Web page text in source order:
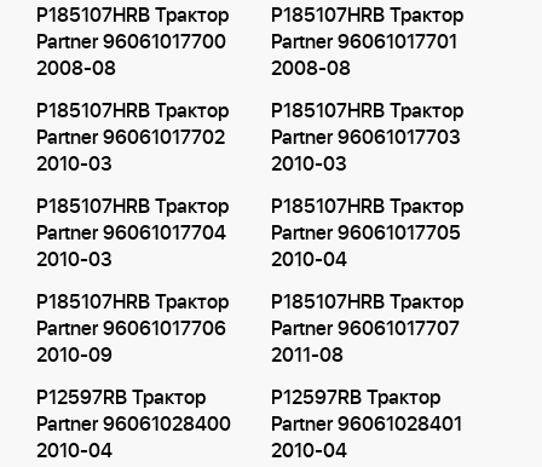
P185107HRB Трактор
Partner 96061017700
2008-08
P185107HRB Трактор
Partner 96061017701
2008-08
P185107HRB Трактор
Partner 96061017702
2010-03
P185107HRB Трактор
Partner 96061017703
2010-03
P185107HRB Трактор
Partner 96061017704
2010-03
P185107HRB Трактор
Partner 96061017705
2010-04
P185107HRB Трактор
Partner 96061017706
2010-09
P185107HRB Трактор
Partner 96061017707
2011-08
P12597RB Трактор
Partner 96061028400
2010-04
P12597RB Трактор
Partner 96061028401
2010-04